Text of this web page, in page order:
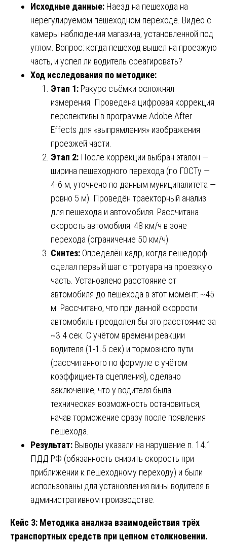
Исходные данные: Наезд на пешехода на
нерегулируемом пешеходном переходе. Видео с
камеры наблюдения магазина, установленной под
углом. Вопрос: когда пешеход вышел на проезжую
часть, и успел ли водитель среагировать?
Ход исследования по методике:
Этап 1: Ракурс съёмки осложнял
измерения. Проведена цифровая коррекция
перспективы в программе Adobe After
Effects для «выпрямления» изображения
проезжей части.
Этап 2: После коррекции выбран эталон —
ширина пешеходного перехода (по ГОСТу —
4-6 м, уточнено по данным муниципалитета —
ровно 5 м). Проведён траекторный анализ
для пешехода и автомобиля. Рассчитана
скорость автомобиля: 48 км/ч в зоне
перехода (ограничение 50 км/ч).
Синтез: Определён кадр, когда пешедорф
сделал первый шаг с тротуара на проезжую
часть. Установлено расстояние от
автомобиля до пешехода в этот момент: ~45
м. Рассчитано, что при данной скорости
автомобиль преодолел бы это расстояние за
~3.4 сек. С учётом времени реакции
водителя (1-1.5 сек) и тормозного пути
(рассчитанного по формуле с учётом
коэффициента сцепления), сделано
заключение, что у водителя была
техническая возможность остановиться,
начав торможение сразу после появления
пешехода.
Результат: Выводы указали на нарушение п. 14.1
ПДД РФ (обязанность снизить скорость при
приближении к пешеходному переходу) и были
использованы для установления вины водителя в
административном производстве.
Кейс 3: Методика анализа взаимодействия трёх
транспортных средств при цепном столкновении.